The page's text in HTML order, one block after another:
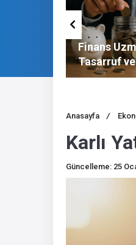
Finans
Tasarruf ve
Tavsiyeleri
Anasayfa /
Karlı
Güncelleme: 25